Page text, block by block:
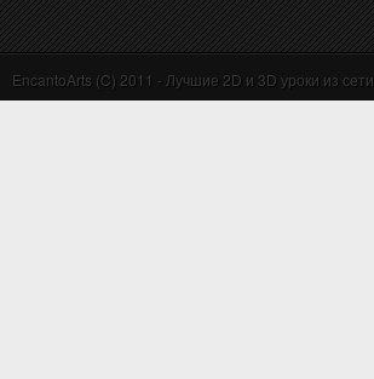
EncantoArts (C) 2011 - Лучшие 2D и 3D уроки из сети.